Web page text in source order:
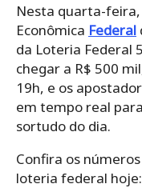
Nesta quarta-
Econômica Federal
da Loteria Federal
chegar a R$ 500
19h, e os
em tempo real
sortudo do dia.
Confira os
loteria federal hoje: